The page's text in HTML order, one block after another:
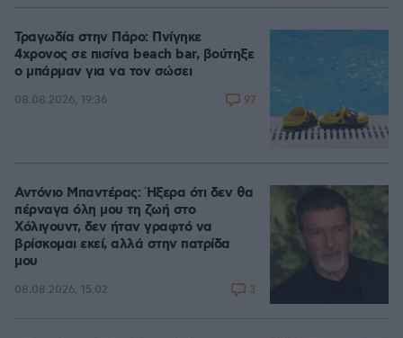
Τραγωδία στην Πάρο: Πνίγηκε
4χρονος σε πισίνα beach bar, βούτηξε
ο μπάρμαν για να τον σώσει
08.08.2026, 19:36 97
Αντόνιο Μπαντέρας: Ήξερα ότι δεν θα
πέρναγα όλη μου τη ζωή στο
Χόλιγουντ, δεν ήταν γραφτό να
βρίσκομαι εκεί, αλλά στην πατρίδα
μου
08.08.2026, 15:02 3